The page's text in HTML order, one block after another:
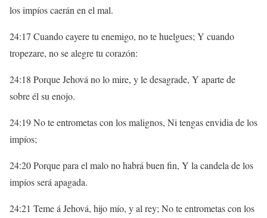
los impíos caerán en el mal.
24:17 Cuando cayere tu enemigo, no te huelgues; Y cuando
tropezare, no se alegre tu corazón:
24:18 Porque Jehová no lo mire, y le desagrade, Y aparte de
sobre él su enojo.
24:19 No te entrometas con los malignos, Ni tengas envidia de los
impíos;
24:20 Porque para el malo no habrá buen fin, Y la candela de los
impíos será apagada.
24:21 Teme á Jehová, hijo mío, y al rey; No te entrometas con los